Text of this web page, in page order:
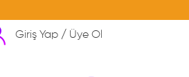
Giriş Yap / Üye Ol